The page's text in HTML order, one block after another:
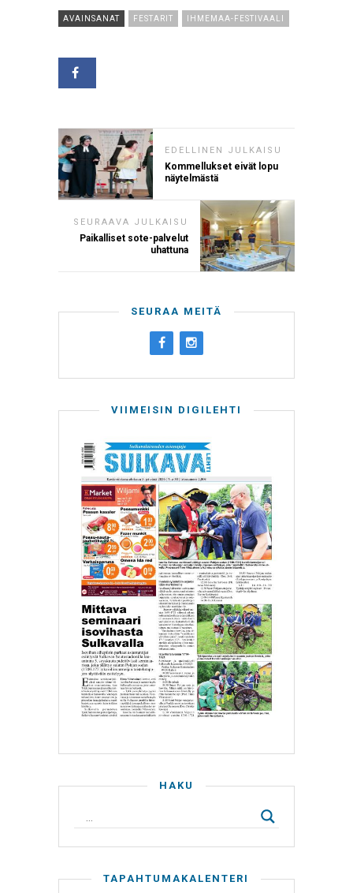
AVAINSANAT FESTARIT IHMEMAA-FESTIVAALI
EDELLINEN JULKAISU
Kommellukset eivät lopu
näytelmästä
SEURAAVA JULKAISU
Paikalliset sote-palvelut
uhattuna
SEURAA MEITÄ
VIIMEISIN DIGILEHTI
HAKU
TAPAHTUMAKALENTERI